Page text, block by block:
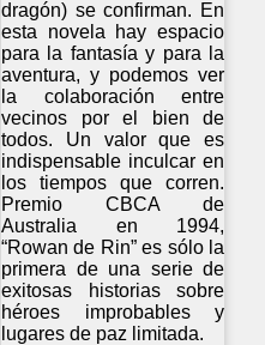
dragón) se confirman. En
esta novela hay espacio
para la fantasía y para la
aventura, y podemos ver
la colaboración entre
vecinos por el bien de
todos. Un valor que es
indispensable inculcar en
los tiempos que corren.
Premio CBCA de
Australia en 1994,
“Rowan de Rin” es sólo la
primera de una serie de
exitosas historias sobre
héroes improbables y
lugares de paz limitada.